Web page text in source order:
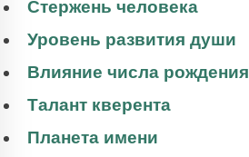
Стержень человека
Уровень развития души
Влияние числа рождения
Талант кверента
Планета имени